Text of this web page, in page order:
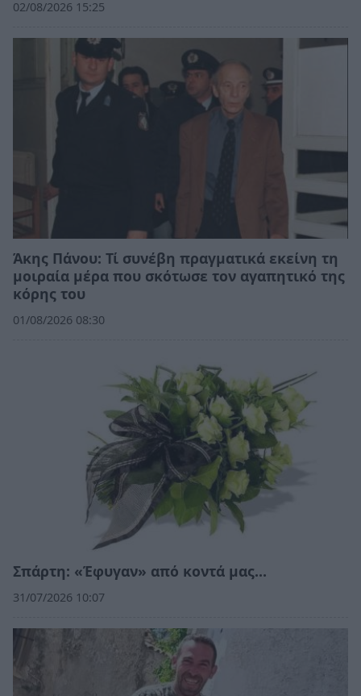
02/08/2026 15:25
Άκης Πάνου: Τί συνέβη πραγματικά εκείνη τη
μοιραία μέρα που σκότωσε τον αγαπητικό της
κόρης του
01/08/2026 08:30
Σπάρτη: «Έφυγαν» από κοντά μας…
31/07/2026 10:07